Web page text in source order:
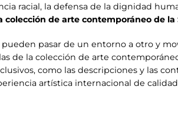
racial, la defensa de la dignidad
de arte contemporáneo de
pueden pasar de un entorno a otro y
de la colección de arte
como las descripciones y las
artística internacional de